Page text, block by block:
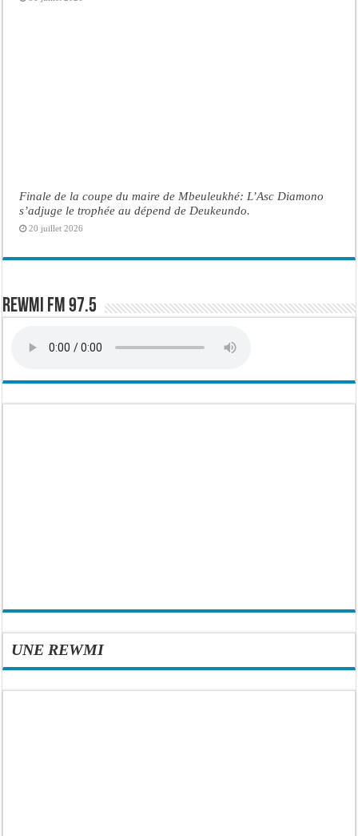
Finale de la coupe du maire de Mbeuleukhé: L’Asc Diamono
s’adjuge le trophée au dépend de Deukeundo.
20 juillet 2026
Rewmi FM 97.5
UNE REWMI